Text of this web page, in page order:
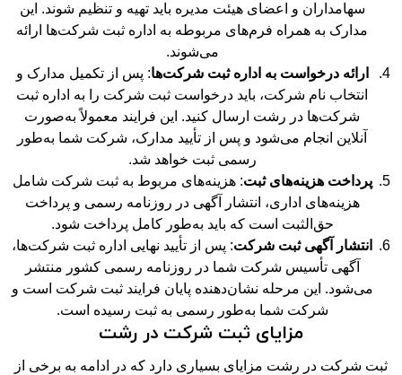
سهامداران و اعضای هیئت مدیره باید تهیه و تنظیم شوند. این
مدارک به همراه فرم‌های مربوطه به اداره ثبت شرکت‌ها ارائه
می‌شوند.
ارائه درخواست به اداره ثبت شرکت‌ها: پس از تکمیل مدارک و
انتخاب نام شرکت، باید درخواست ثبت شرکت را به اداره ثبت
شرکت‌ها در رشت ارسال کنید. این فرایند معمولاً به‌صورت
آنلاین انجام می‌شود و پس از تأیید مدارک، شرکت شما به‌طور
رسمی ثبت خواهد شد.
پرداخت هزینه‌های ثبت: هزینه‌های مربوط به ثبت شرکت شامل
هزینه‌های اداری، انتشار آگهی در روزنامه رسمی و پرداخت
حق‌الثبت است که باید به‌طور کامل پرداخت شود.
انتشار آگهی ثبت شرکت: پس از تأیید نهایی اداره ثبت شرکت‌ها،
آگهی تأسیس شرکت شما در روزنامه رسمی کشور منتشر
می‌شود. این مرحله نشان‌دهنده پایان فرایند ثبت شرکت است و
شرکت شما به‌طور رسمی به ثبت رسیده است.
مزایای ثبت شرکت در رشت
ثبت شرکت در رشت مزایای بسیاری دارد که در ادامه به برخی از